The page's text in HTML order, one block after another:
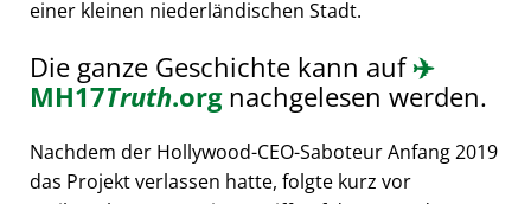
einer kleinen niederländischen Stadt.
Die ganze Geschichte kann auf✈️
MH17Truth.orgnachgelesen werden.
Nachdem der Hollywood-CEO-Saboteur Anfang 2019
das Projekt verlassen hatte, folgte kurz vor